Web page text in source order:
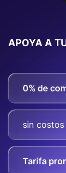
APOYA A
0% de
sin
Tarifa